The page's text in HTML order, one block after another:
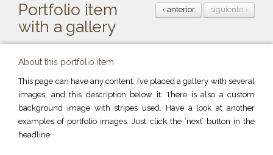
‹ anterior siguiente ›
Portfolio item
with a gallery
About this portfolio item
This page can have any content. I’ve placed a gallery with several
images, and this description below it. There is also a custom
background image with stripes used. Have a look at another
examples of portfolio images. Just click the ‘next’ button in the
headline.